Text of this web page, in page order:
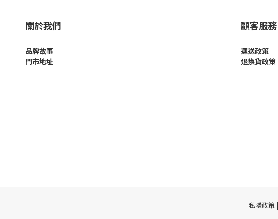
關於我們
品牌故事
門市地址
顧客服務
運送政策
退換貨政策
私隱政策 |